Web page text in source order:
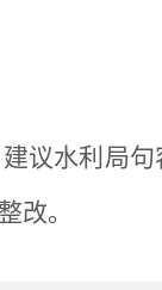
议水利局
改。